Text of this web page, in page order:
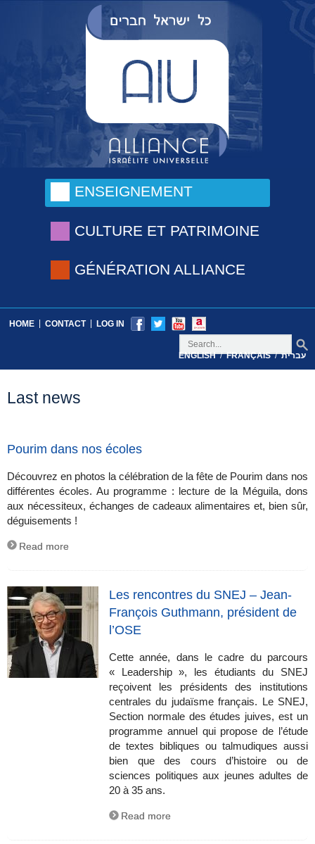
ENSEIGNEMENT
CULTURE ET PATRIMOINE
GÉNÉRATION ALLIANCE
HOME | CONTACT | LOG IN
ENGLISH / FRANÇAIS / עברית
Last news
Pourim dans nos écoles
Découvrez en photos la célébration de la fête de Pourim dans nos
différentes écoles. Au programme : lecture de la Méguila, dons
aux nécessiteux, échanges de cadeaux alimentaires et, bien sûr,
déguisements !
Read more
Les rencontres du SNEJ – Jean-
François Guthmann, président de
l’OSE
Cette année, dans le cadre du parcours
« Leadership », les étudiants du SNEJ
reçoivent les présidents des institutions
centrales du judaïsme français. Le SNEJ,
Section normale des études juives, est un
programme annuel qui propose de l’étude
de textes bibliques ou talmudiques aussi
bien que des cours d’histoire ou de
sciences politiques aux jeunes adultes de
20 à 35 ans.
Read more